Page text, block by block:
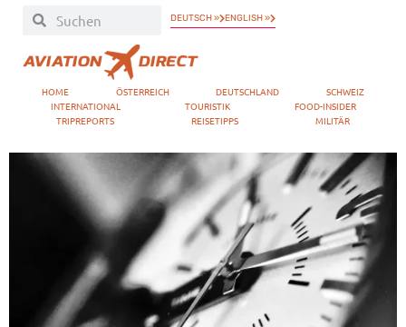
DEUTSCH » ENGLISH »
HOME ÖSTERREICH DEUTSCHLAND
SCHWEIZ
INTERNATIONAL
TOURISTIK
FOOD-INSIDER
TRIPREPORTS
REISETIPPS MILITÄR